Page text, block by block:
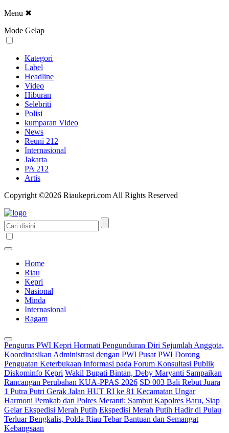
Menu ✖
Mode Gelap
Kategori
Label
Headline
Video
Hiburan
Selebriti
Polisi
kumparan Video
News
Reuni 212
Internasional
Jakarta
PA 212
Artis
Copyright ©2026 Riaukepri.com All Rights Reserved
Home
Riau
Kepri
Nasional
Minda
Internasional
Ragam
Pengurus PWI Kepri Hormati Pengunduran Diri Sejumlah Anggota,
Koordinasikan Administrasi dengan PWI Pusat PWI Dorong
Penguatan Keterbukaan Informasi pada Forum Konsultasi Publik
Diskominfo Kepri Wakil Bupati Bintan, Deby Maryanti Sampaikan
Rancangan Perubahan KUA-PPAS 2026 SD 003 Bali Rebut Juara
1 Putra Putri Gerak Jalan HUT RI ke 81 Kecamatan Ungar
Harmoni Pemkab dan Polres Meranti: Sambut Kapolres Baru, Siap
Gelar Ekspedisi Merah Putih Ekspedisi Merah Putih Hadir di Pulau
Terluar Bengkalis, Polda Riau Tebar Bantuan dan Semangat
Kebangsaan